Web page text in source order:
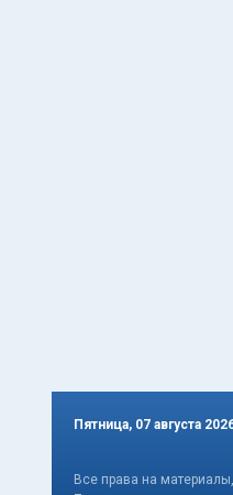
Пятница, 07 августа
Все права на